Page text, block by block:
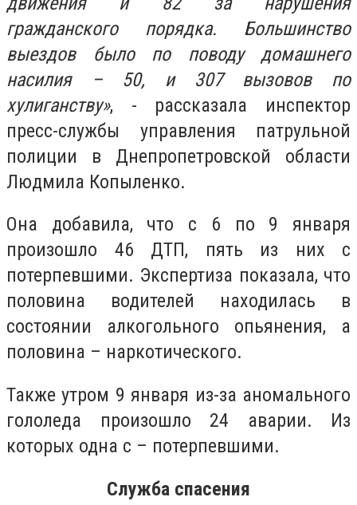
гражданского порядка. Большинство
выездов было по поводу домашнего
насилия – 50, и 307 вызовов по
хулиганству», - рассказала инспектор
пресс-службы управления патрульной
полиции в Днепропетровской области
Людмила Копыленко.
Она добавила, что с 6 по 9 января
произошло 46 ДТП, пять из них с
потерпевшими. Экспертиза показала, что
половина водителей находилась в
состоянии алкогольного опьянения, а
половина – наркотического.
Также утром 9 января из-за аномального
гололеда произошло 24 аварии. Из
которых одна с – потерпевшими.
Служба спасения